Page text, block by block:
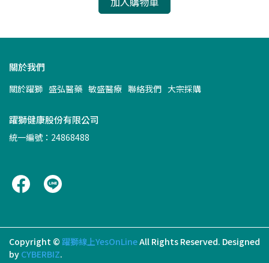
關於我們
關於躍獅 盛弘醫藥 敏盛醫療 聯絡我們 大宗採購
躍獅健康股份有限公司
統一編號：24868488
Copyright © 躍獅線上YesOnLineAll Rights Reserved. Designed
by CYBERBIZ.